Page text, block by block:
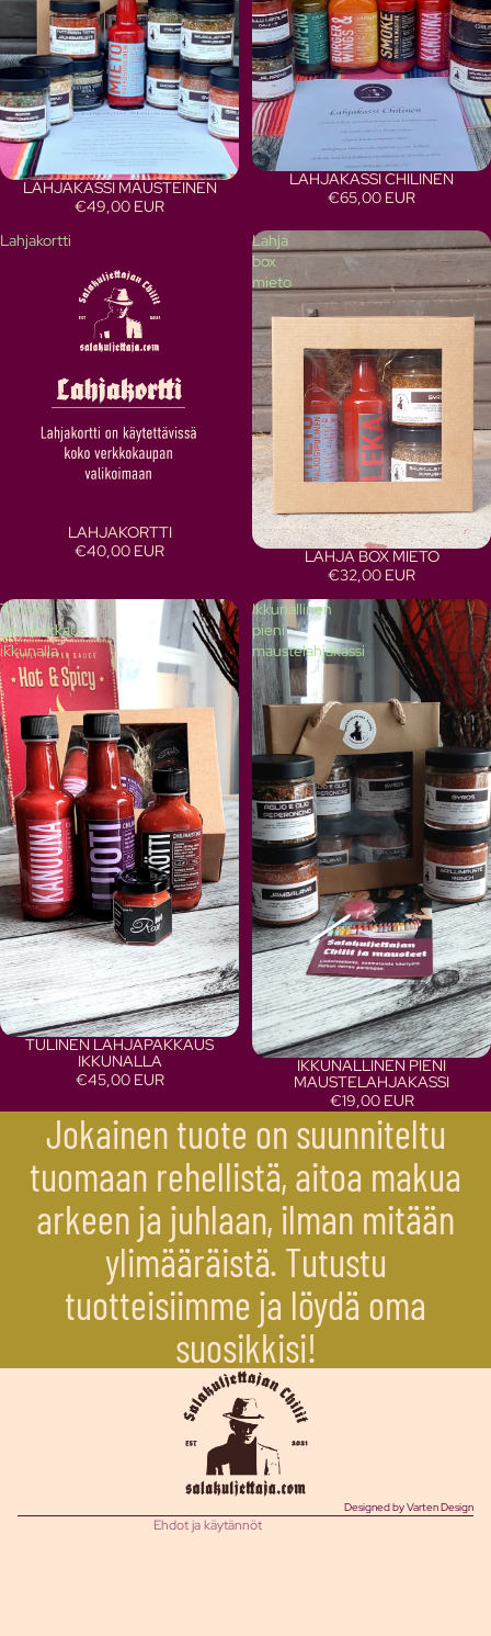
LAHJAKASSI MAUSTEINEN
€49,00 EUR
LAHJAKASSI CHILINEN
€65,00 EUR
Lahjakortti
LAHJAKORTTI
€40,00 EUR
Lahja
box
mieto
LAHJA BOX MIETO
€32,00 EUR
Tulinen
lahjapakkaus
ikkunalla
TULINEN LAHJAPAKKAUS
IKKUNALLA
€45,00 EUR
Ikkunallinen
pieni
maustelahjakassi
IKKUNALLINEN PIENI
MAUSTELAHJAKASSI
€19,00 EUR
Jokainen tuote on suunniteltu
tuomaan rehellistä, aitoa makua
arkeen ja juhlaan, ilman mitään
ylimääräistä. Tutustu
tuotteisiimme ja löydä oma
suosikkisi!
Designed by Varten Design
Ehdot ja käytännöt
Oikeudellinen huomautus